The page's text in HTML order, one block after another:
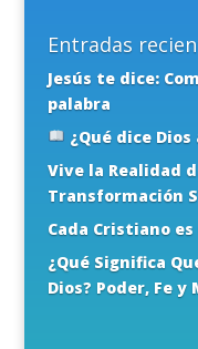
Entradas
Jesús te dice:
palabra
¿Qué dice
Vive la Realidad
Transformación
Cada Cristiano
¿Qué Significa
Dios? Poder, Fe y